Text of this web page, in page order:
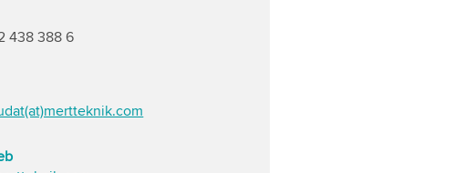
438 388 6